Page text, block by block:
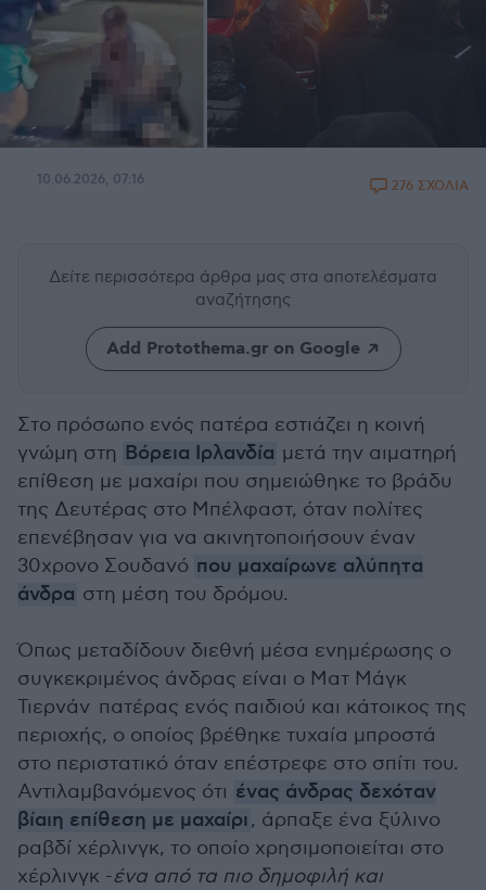
10.06.2026, 07:16 276 ΣΧΟΛΙΑ
Δείτε περισσότερα άρθρα μας στα αποτελέσματα
αναζήτησης
Add Protothema.gr on Google
Στο πρόσωπο ενός πατέρα εστιάζει η κοινή
γνώμη στη Βόρεια Ιρλανδία μετά την αιματηρή
επίθεση με μαχαίρι που σημειώθηκε το βράδυ
της Δευτέρας στο Μπέλφαστ, όταν πολίτες
επενέβησαν για να ακινητοποιήσουν έναν
30χρονο Σουδανό που μαχαίρωνε αλύπητα
άνδρα στη μέση του δρόμου.
Όπως μεταδίδουν διεθνή μέσα ενημέρωσης ο
συγκεκριμένος άνδρας είναι ο Ματ Μάγκ
Τιερνάν πατέρας ενός παιδιού και κάτοικος της
περιοχής, ο οποίος βρέθηκε τυχαία μπροστά
στο περιστατικό όταν επέστρεφε στο σπίτι του.
Αντιλαμβανόμενος ότι ένας άνδρας δεχόταν
βίαιη επίθεση με μαχαίρι, άρπαξε ένα ξύλινο
ραβδί χέρλινγκ, το οποίο χρησιμοποιείται στο
χέρλινγκ -ένα από τα πιο δημοφιλή και